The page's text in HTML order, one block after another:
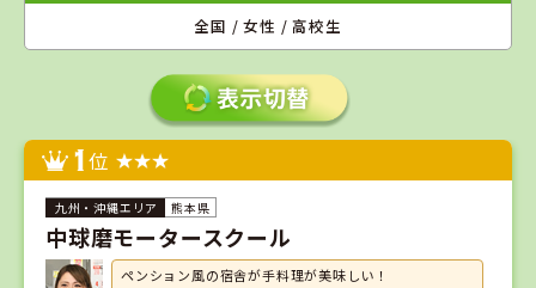
全国 / 女性 / 高校生
1位
熊本県
中球磨モータースクール
ペンション風の宿舎が手料理が美味しい！